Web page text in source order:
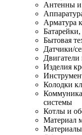
Антенны и
Арматура
Бытовая
Датчики/
Двигатели
Изделия
Колодки
системы
Котлы и
Материал